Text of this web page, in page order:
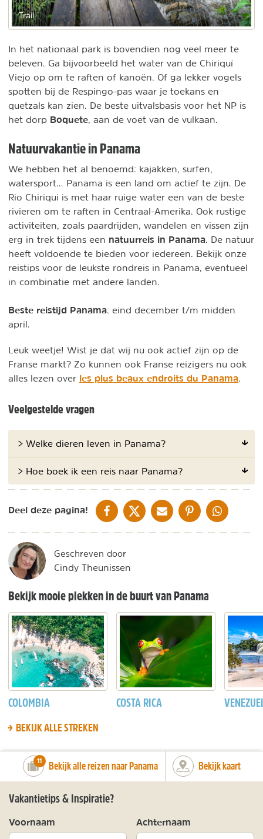
Trail
In het nationaal park is bovendien nog veel meer te
beleven. Ga bijvoorbeeld het water van de Chiriquí
Viejo op om te raften of kanoën. Of ga lekker vogels
spotten bij de Respingo-pas waar je toekans en
quetzals kan zien. De beste uitvalsbasis voor het NP is
het dorp Boquete, aan de voet van de vulkaan.
Natuurvakantie in Panama
We hebben het al benoemd: kajakken, surfen,
watersport... Panama is een land om actief te zijn. De
Rio Chiriqui is met haar ruige water een van de beste
rivieren om te raften in Centraal-Amerika. Ook rustige
activiteiten, zoals paardrijden, wandelen en vissen zijn
erg in trek tijdens een natuurreis in Panama. De natuur
heeft voldoende te bieden voor iedereen. Bekijk onze
reistips voor de leukste rondreis in Panama, eventueel
in combinatie met andere landen.
Beste reistijd Panama: eind december t/m midden
april.
Leuk weetje! Wist je dat wij nu ook actief zijn op de
Franse markt? Zo kunnen ook Franse reizigers nu ook
alles lezen over les plus beaux endroits du Panama.
Veelgestelde vragen
> Welke dieren leven in Panama?
> Hoe boek ik een reis naar Panama?
Deel deze pagina! DELEN OP FACEBOOK
DELEN OP XDELEN VIA DE MAIL
DELEN OP PINTEREST
DELEN OP
Geschreven door
Cindy Theunissen
Bekijk mooie plekken in de buurt van Panama
COLOMBIA COSTA RICA
BEKIJK ALLE STREKEN
number_of_trips:
11 Bekijk alle reizen naar Panama Bekijk kaart
Vakantietips & Inspiratie?
Voornaam Achternaam